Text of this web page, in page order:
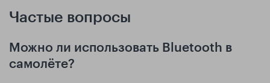
Частые вопросы
Можно ли использовать Bluetooth в
самолёте?